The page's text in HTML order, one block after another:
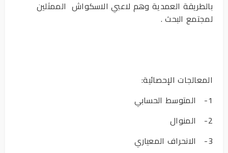
بالطريقة العمدية وهم لاعبي الاسكواش الممثلين
لمجتمع البحث .
المعالجات الإحصائية:
1- المتوسط الحسابي
2- المنوال
3- الانحراف المعياري